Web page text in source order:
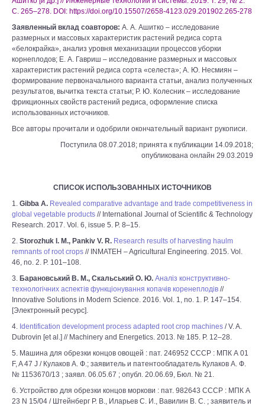
С. 265–278. DOI: https://doi.org/10.15507/2658-4123.029.201902.265-278
Заявленный вклад соавторов: А. А. Ашитко ‒ исследование
размерных и массовых характеристик растений редиса сорта
«белокрайка», анализ уровня механизации процессов уборки
корнеплодов; Е. А. Гавриш ‒ исследование размерных и массовых
характеристик растений редиса сорта «селеста»; А. Ю. Несмиян ‒
формирование первоначального варианта статьи, анализ полученных
результатов, вычитка текста статьи; Р. Ю. Колесник ‒ исследование
фрикционных свойств растений редиса, оформление списка
использованных источников.
Все авторы прочитали и одобрили окончательный вариант рукописи.
Поступила 08.07.2018; принята к публикации 14.09.2018;
опубликована онлайн 29.03.2019
СПИСОК ИСПОЛЬЗОВАННЫХ ИСТОЧНИКОВ
1. Gibba A. Revealed comparative advantage and trade competitiveness in
global vegetable products // International Journal of Scientific & Technology
Research. 2017. Vol. 6, issue 5. P. 8–15.
2. Storozhuk I. M., Pankiv V. R. Research results of harvesting haulm
remnants of root crops // INMATEH – Agricultural Engineering. 2015. Vol.
46, no. 2. P. 101–108.
3. Барановський В. М., Скальський О. Ю. Аналіз конструктивно-
технологічних аспектів функціонування копачів коренеплодів //
Innovative Solutions in Modern Science. 2016. Vol. 1, no. 1. P. 147–154.
[Электронный ресурс].
4. Identification development process adapted root crop machines / V. A.
Dubrovin [et al.] // Machinery and Energetics. 2013. № 185. P. 12–28.
5. Машина для обрезки концов овощей : пат. 246952 СССР : МПК А 01
F, A 47 J / Кулаков А. Ф.; заявитель и патентообладатель Кулаков А. Ф.
№ 1153670/13 ; заявл. 06.05.67 ; опубл. 20.06.69, Бюл. № 21.
6. Устройство для обрезки концов моркови : пат. 982643 СССР : МПК А
23 N 15/04 / Штейнберг Р. В., Иларьев С. И., Вавилин В. С. ; заявитель и